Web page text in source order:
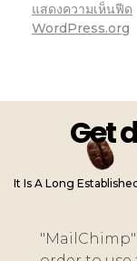
แสดงความเห็นฟีด
WordPress.org
Get
It Is A Long